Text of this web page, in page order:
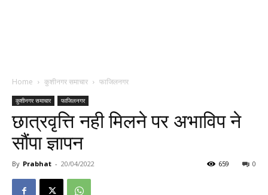
Home कुशीनगर समाचार फाजिलनगर
कुशीनगर समाचार फाजिलनगर
छात्रवृत्ति नही मिलने पर अभाविप ने
सौंपा ज्ञापन
By Prabhat - 20/04/2022 0
659